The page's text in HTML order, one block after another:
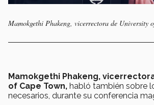
Mamokgethi Phakeng, vicerrectora de University
Mamokgethi Phakeng,
of Cape Town, habló también sobre
necesarios, durante su conferencia